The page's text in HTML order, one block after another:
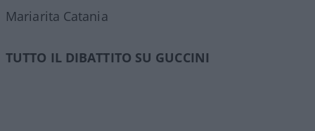
Mariarita Catania
TUTTO IL DIBATTITO SU GUCCINI